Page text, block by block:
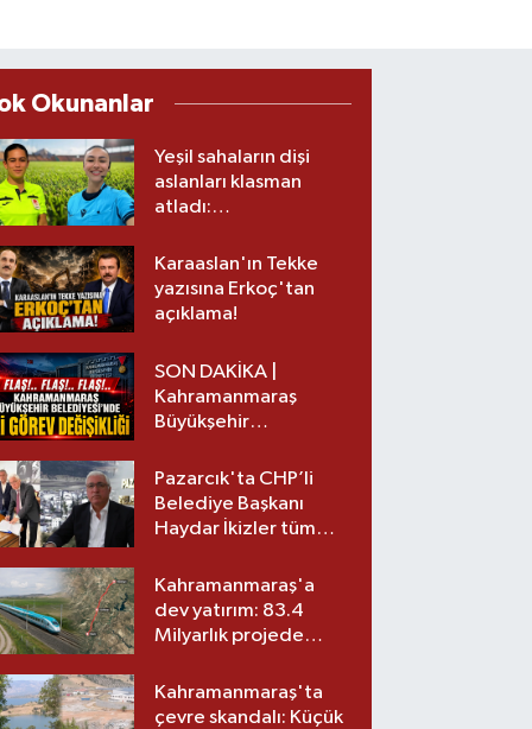
Okunanlar
Yeşil sahaların dişi
aslanları klasman
atladı:
üst lige iki transfer!
Karaaslan'ın Tekke
yazısına Erkoç'tan
açıklama!
SON DAKİKA |
Kahramanmaraş
Büyükşehir
görev değişikliği!
Pazarcık'ta CHP’li
Belediye Başkanı
Haydar İkizler tüm
yeni partisi
Kahramanmaraş'a
dev yatırım: 83.4
Milyarlık projede
Kahramanmaraş'ta
çevre skandalı: Küçük